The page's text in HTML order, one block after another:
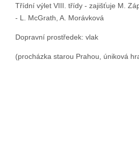
Třídní výlet VIII. třídy - zajišťuje M.
- L. McGrath, A. Morávková
Dopravní prostředek: vlak
(procházka starou Prahou, úniková